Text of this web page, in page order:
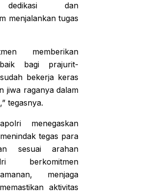
dedikasi dan
menjalankan tugas
memberikan
bagi prajurit-
bekerja keras
jiwa raganya dalam
tegasnya.
menegaskan
tegas para
sesuai arahan
berkomitmen
menjaga
aktivitas